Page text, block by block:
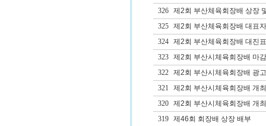
326
제2회 부산체육회장배 상장
325
제2회 부산체육회장배 대표
324
제2회 부산체육회장배 대진
323
제2회 부산시체육회장배 마감
322
제2회 부산시체육회장배 광
321
제2회 부산시체육회장배 개
320
제2회 부산시체육회장배 개
319
제46회 회장배 상장 배부